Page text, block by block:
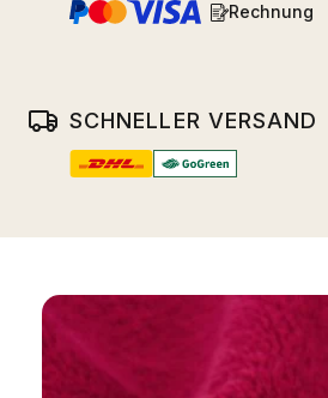
Rechnung
SCHNELLER VERSAND